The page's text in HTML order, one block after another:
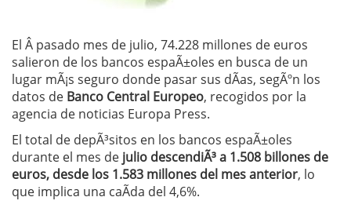
El Â pasado mes de julio, 74.228 millones de euros
salieron de los bancos espaÃ±oles en busca de un
lugar mÃ¡s seguro donde pasar sus dÃ­as, segÃºn los
datos de Banco Central Europeo, recogidos por la
agencia de noticias Europa Press.
El total de depÃ³sitos en los bancos espaÃ±oles
durante el mes de julio descendiÃ³ a 1.508 billones de
euros, desde los 1.583 millones del mes anterior, lo
que implica una caÃ­da del 4,6%.